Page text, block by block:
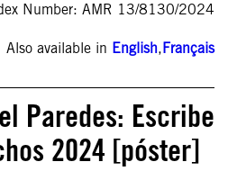
Number: AMR 13/8130/2024
Also available in English,Français
Paredes: Escribe
2024 [póster]